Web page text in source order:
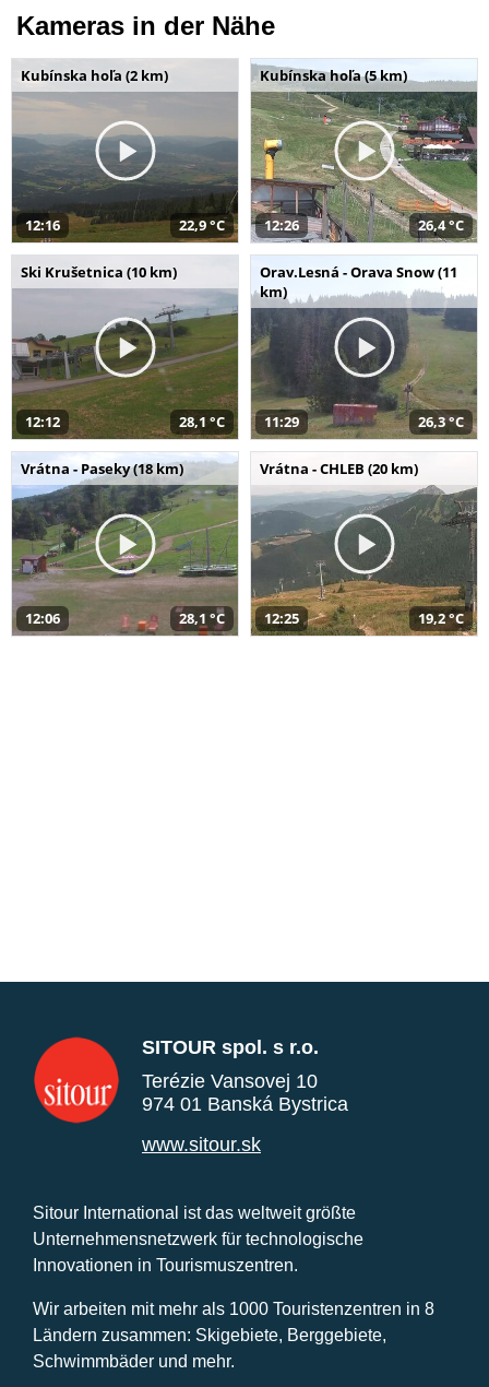
Kameras in der Nähe
Kubínska hoľa (2 km)
12:16 22,9 °C
Kubínska hoľa (5 km)
12:26 26,4 °C
Ski Krušetnica (10 km)
12:12 28,1 °C
Orav.Lesná - Orava Snow (11
km)
11:29 26,3 °C
Vrátna - Paseky (18 km)
12:06 28,1 °C
Vrátna - CHLEB (20 km)
12:25 19,2 °C
SITOUR spol. s r.o.
Terézie Vansovej 10
974 01 Banská Bystrica
www.sitour.sk
Sitour International ist das weltweit größte
Unternehmensnetzwerk für technologische
Innovationen in Tourismuszentren.
Wir arbeiten mit mehr als 1000 Touristenzentren in 8
Ländern zusammen: Skigebiete, Berggebiete,
Schwimmbäder und mehr.